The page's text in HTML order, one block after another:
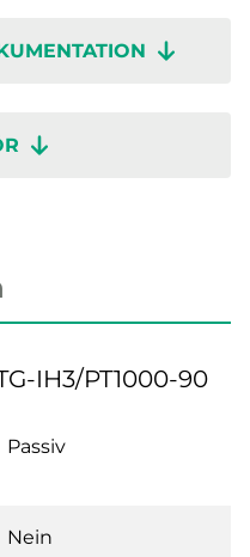
IH3/PT1000-90
Passiv
Nein